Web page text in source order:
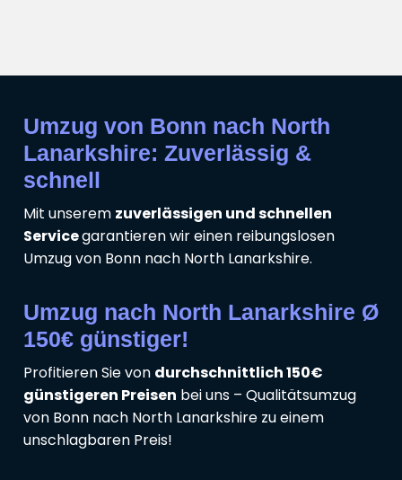
Umzug von Bonn nach North
Lanarkshire: Zuverlässig &
schnell
Mit unserem zuverlässigen und schnellen
Servicegarantieren wir einen reibungslosen
Umzug von Bonn nach North Lanarkshire.
Umzug nach North Lanarkshire Ø
150€ günstiger!
Profitieren Sie von durchschnittlich 150€
günstigeren Preisen bei uns – Qualitätsumzug
von Bonn nach North Lanarkshire zu einem
unschlagbaren Preis!